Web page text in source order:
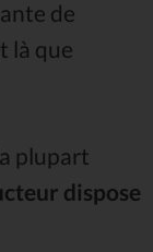
de
là que
plupart
dispose